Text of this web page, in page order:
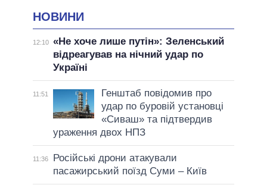
НОВИНИ
12:10 «Не хоче лише путін»: Зеленський
відреагував на нічний удар по
Україні
11:51
Генштаб повідомив про
удар по буровій установці
«Сиваш» та підтвердив
ураження двох НПЗ
11:36
Російські дрони атакували
пасажирський поїзд Суми – Київ